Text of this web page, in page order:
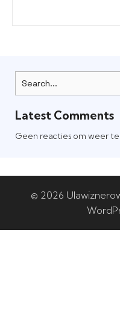
Latest Comments
Geen reacties om weer
© 2026